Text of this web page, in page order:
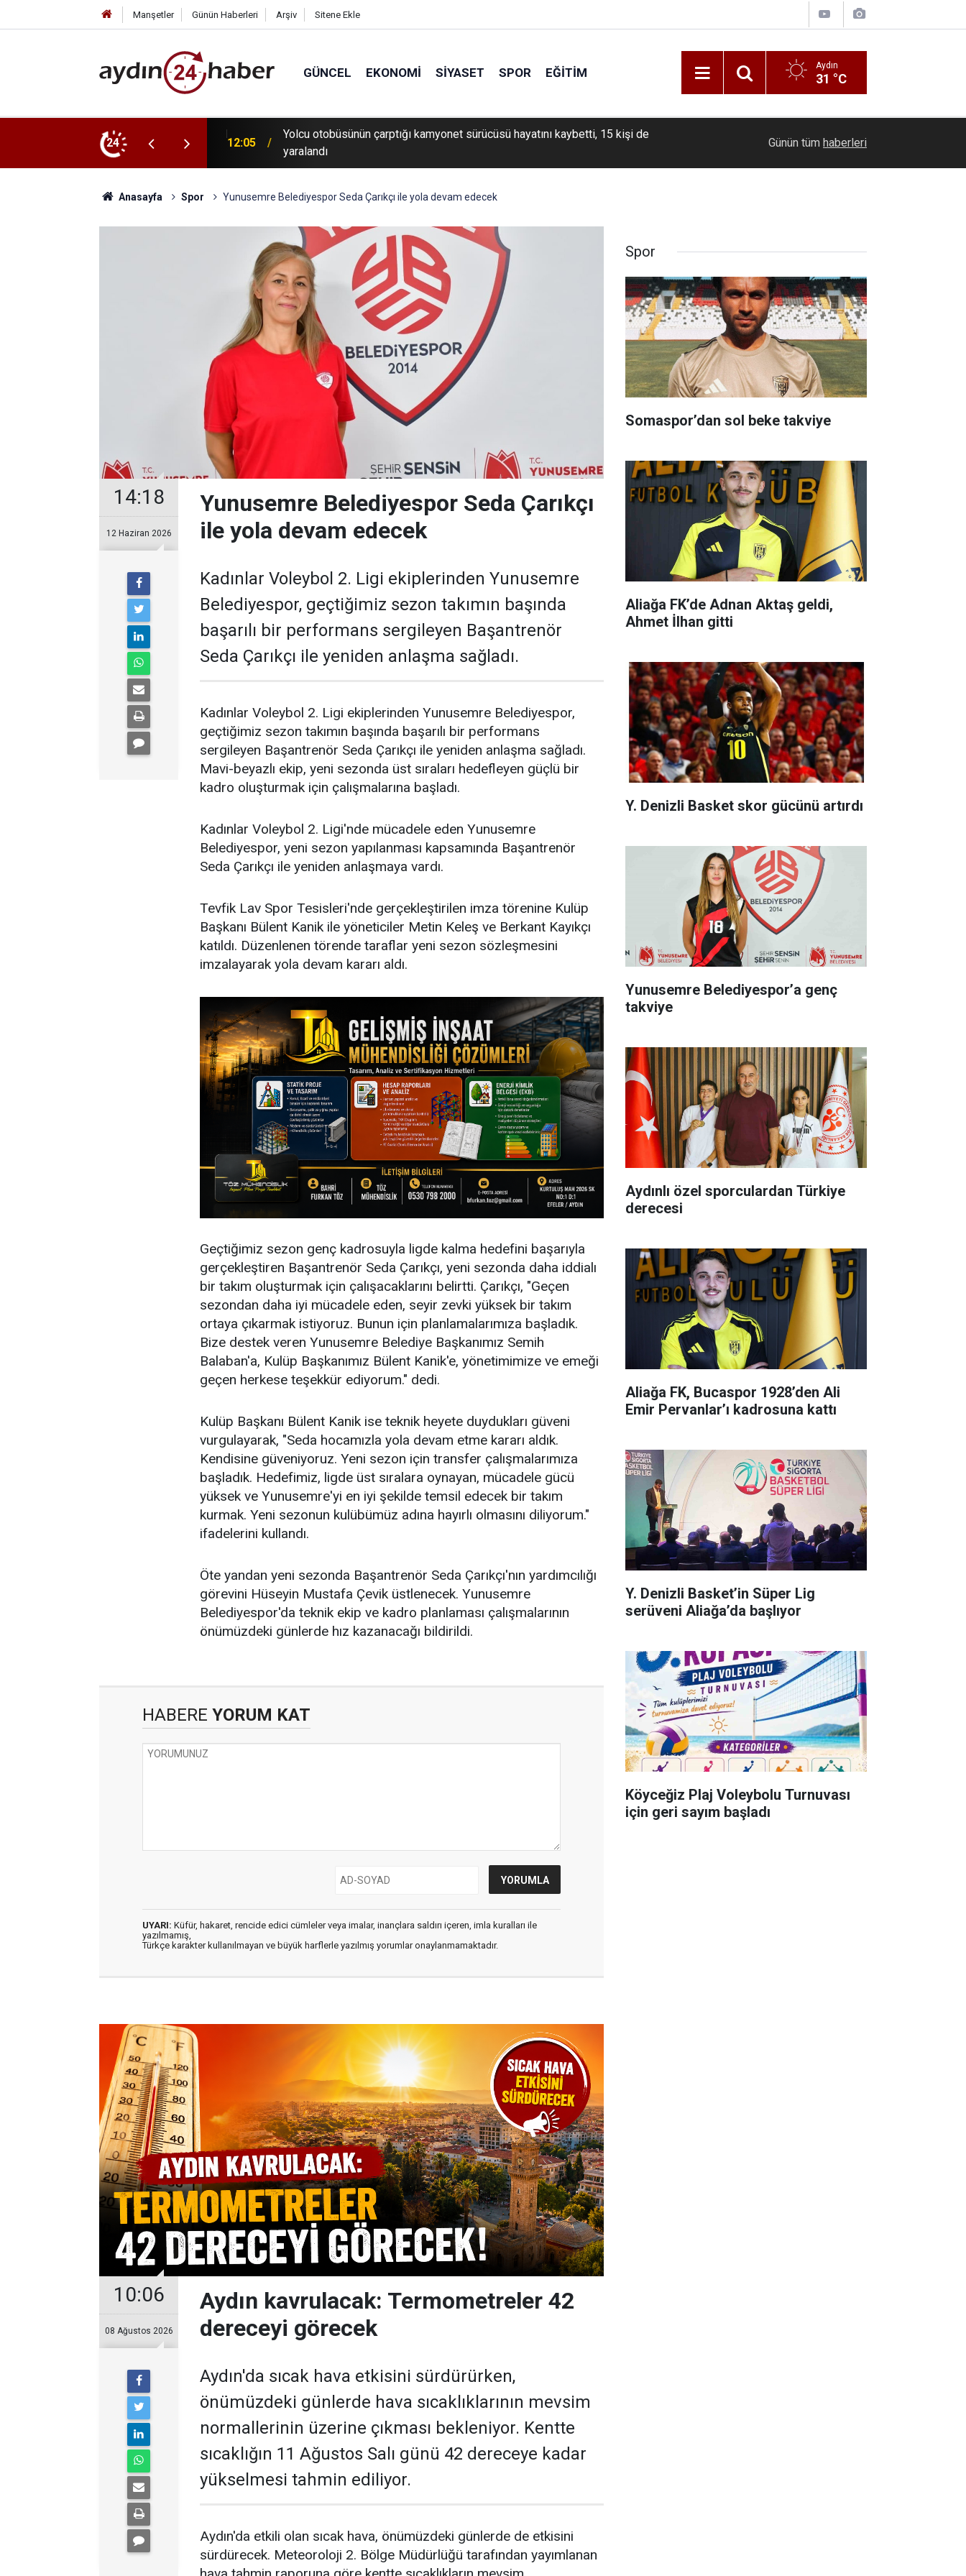
Manşetler Günün Haberleri Arşiv Sitene Ekle
GÜNCEL EKONOMI SIYASET SPOR EĞITIM Aydın
31 °C
24
su kaynakları, kirlilik baskıları ve çevresel
12:05
Yolcu otobüsünün çarptığı kamyonet sürücüsü hayatını kaybetti, 15 kişi de
yaralandı
Başkan Aras 2,5 yılın hesabını veriyor
Günün tüm haberleri
Anasayfa Spor Yunusemre Belediyespor Seda Çarıkçı ile yola devam edecek
14:18
12 Haziran 2026
Yunusemre Belediyespor Seda Çarıkçı
ile yola devam edecek
Kadınlar Voleybol 2. Ligi ekiplerinden Yunusemre
Belediyespor, geçtiğimiz sezon takımın başında
başarılı bir performans sergileyen Başantrenör
Seda Çarıkçı ile yeniden anlaşma sağladı.
Kadınlar Voleybol 2. Ligi ekiplerinden Yunusemre Belediyespor,
geçtiğimiz sezon takımın başında başarılı bir performans
sergileyen Başantrenör Seda Çarıkçı ile yeniden anlaşma sağladı.
Mavi-beyazlı ekip, yeni sezonda üst sıraları hedefleyen güçlü bir
kadro oluşturmak için çalışmalarına başladı.
Kadınlar Voleybol 2. Ligi'nde mücadele eden Yunusemre
Belediyespor, yeni sezon yapılanması kapsamında Başantrenör
Seda Çarıkçı ile yeniden anlaşmaya vardı.
Tevfik Lav Spor Tesisleri'nde gerçekleştirilen imza törenine Kulüp
Başkanı Bülent Kanik ile yöneticiler Metin Keleş ve Berkant Kayıkçı
katıldı. Düzenlenen törende taraflar yeni sezon sözleşmesini
imzalayarak yola devam kararı aldı.
Geçtiğimiz sezon genç kadrosuyla ligde kalma hedefini başarıyla
gerçekleştiren Başantrenör Seda Çarıkçı, yeni sezonda daha iddialı
bir takım oluşturmak için çalışacaklarını belirtti. Çarıkçı, "Geçen
sezondan daha iyi mücadele eden, seyir zevki yüksek bir takım
ortaya çıkarmak istiyoruz. Bunun için planlamalarımıza başladık.
Bize destek veren Yunusemre Belediye Başkanımız Semih
Balaban'a, Kulüp Başkanımız Bülent Kanik'e, yönetimimize ve emeği
geçen herkese teşekkür ediyorum." dedi.
Kulüp Başkanı Bülent Kanik ise teknik heyete duydukları güveni
vurgulayarak, "Seda hocamızla yola devam etme kararı aldık.
Kendisine güveniyoruz. Yeni sezon için transfer çalışmalarımıza
başladık. Hedefimiz, ligde üst sıralara oynayan, mücadele gücü
yüksek ve Yunusemre'yi en iyi şekilde temsil edecek bir takım
kurmak. Yeni sezonun kulübümüz adına hayırlı olmasını diliyorum."
ifadelerini kullandı.
Öte yandan yeni sezonda Başantrenör Seda Çarıkçı'nın yardımcılığı
görevini Hüseyin Mustafa Çevik üstlenecek. Yunusemre
Belediyespor'da teknik ekip ve kadro planlaması çalışmalarının
önümüzdeki günlerde hız kazanacağı bildirildi.
HABERE YORUM KAT
UYARI: Küfür, hakaret, rencide edici cümleler veya imalar, inançlara saldırı içeren, imla kuralları ile
yazılmamış,
Türkçe karakter kullanılmayan ve büyük harflerle yazılmış yorumlar onaylanmamaktadır.
10:06
08 Ağustos 2026
Aydın kavrulacak: Termometreler 42
dereceyi görecek
Aydın'da sıcak hava etkisini sürdürürken,
önümüzdeki günlerde hava sıcaklıklarının mevsim
normallerinin üzerine çıkması bekleniyor. Kentte
sıcaklığın 11 Ağustos Salı günü 42 dereceye kadar
yükselmesi tahmin ediliyor.
Aydın'da etkili olan sıcak hava, önümüzdeki günlerde de etkisini
sürdürecek. Meteoroloji 2. Bölge Müdürlüğü tarafından yayımlanan
Spor
Somaspor’dan sol beke takviye
Aliağa FK’de Adnan Aktaş geldi,
Ahmet İlhan gitti
Y. Denizli Basket skor gücünü artırdı
Yunusemre Belediyespor’a genç
takviye
Aydınlı özel sporculardan Türkiye
derecesi
Aliağa FK, Bucaspor 1928’den Ali
Emir Pervanlar’ı kadrosuna kattı
Y. Denizli Basket’in Süper Lig
serüveni Aliağa’da başlıyor
Köyceğiz Plaj Voleybolu Turnuvası
için geri sayım başladı